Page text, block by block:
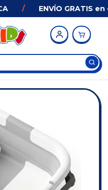
ENVÍO GRATIS en